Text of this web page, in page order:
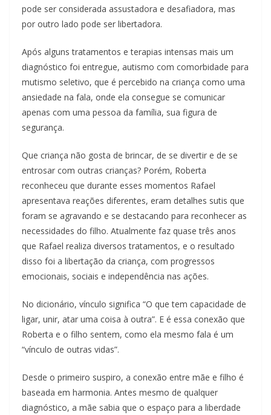
pode ser considerada assustadora e desafiadora, mas
por outro lado pode ser libertadora.
Após alguns tratamentos e terapias intensas mais um
diagnóstico foi entregue, autismo com comorbidade para
mutismo seletivo, que é percebido na criança como uma
ansiedade na fala, onde ela consegue se comunicar
apenas com uma pessoa da família, sua figura de
segurança.
Que criança não gosta de brincar, de se divertir e de se
entrosar com outras crianças? Porém, Roberta
reconheceu que durante esses momentos Rafael
apresentava reações diferentes, eram detalhes sutis que
foram se agravando e se destacando para reconhecer as
necessidades do filho. Atualmente faz quase três anos
que Rafael realiza diversos tratamentos, e o resultado
disso foi a libertação da criança, com progressos
emocionais, sociais e independência nas ações.
No dicionário, vínculo significa “O que tem capacidade de
ligar, unir, atar uma coisa à outra”. E é essa conexão que
Roberta e o filho sentem, como ela mesmo fala é um
“vínculo de outras vidas”.
Desde o primeiro suspiro, a conexão entre mãe e filho é
baseada em harmonia. Antes mesmo de qualquer
diagnóstico, a mãe sabia que o espaço para a liberdade